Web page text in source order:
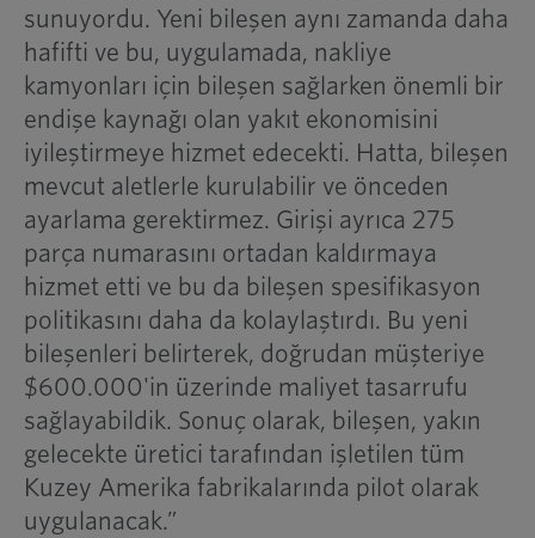
sunuyordu. Yeni bileşen aynı zamanda daha
hafifti ve bu, uygulamada, nakliye
kamyonları için bileşen sağlarken önemli bir
endişe kaynağı olan yakıt ekonomisini
iyileştirmeye hizmet edecekti. Hatta, bileşen
mevcut aletlerle kurulabilir ve önceden
ayarlama gerektirmez. Girişi ayrıca 275
parça numarasını ortadan kaldırmaya
hizmet etti ve bu da bileşen spesifikasyon
politikasını daha da kolaylaştırdı. Bu yeni
bileşenleri belirterek, doğrudan müşteriye
$600.000'in üzerinde maliyet tasarrufu
sağlayabildik. Sonuç olarak, bileşen, yakın
gelecekte üretici tarafından işletilen tüm
Kuzey Amerika fabrikalarında pilot olarak
uygulanacak.”